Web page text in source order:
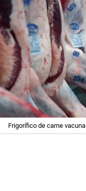
Frigorífico de carne vacuna